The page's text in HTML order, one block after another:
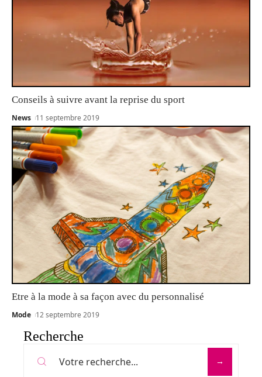
Conseils à suivre avant la reprise du sport
News 11 septembre 2019
Etre à la mode à sa façon avec du personnalisé
Mode 12 septembre 2019
Recherche